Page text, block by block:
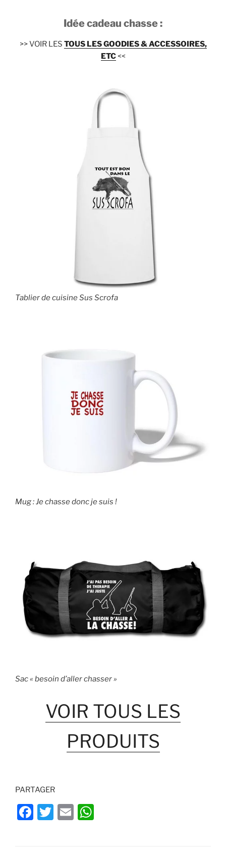
Idée cadeau chasse :
>> VOIR LES TOUS LES GOODIES & ACCESSOIRES,
ETC<<
Tablier de cuisine Sus Scrofa
Mug : Je chasse donc je suis !
Sac « besoin d’aller chasser »
VOIR TOUS LES
PRODUITS
PARTAGER
F
T
E